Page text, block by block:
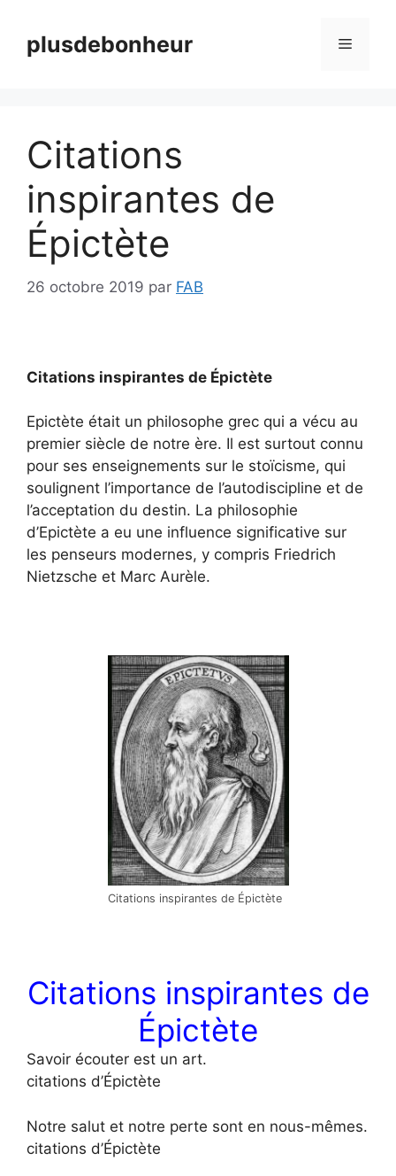
contenuplusdebonheur Menu
Citations
inspirantes de
Épictète
26 octobre 2019 par FAB
Citations inspirantes de Épictète
Epictète était un philosophe grec qui a vécu au
premier siècle de notre ère. Il est surtout connu
pour ses enseignements sur le stoïcisme, qui
soulignent l’importance de l’autodiscipline et de
l’acceptation du destin. La philosophie
d’Epictète a eu une influence significative sur
les penseurs modernes, y compris Friedrich
Nietzsche et Marc Aurèle.
Citations inspirantes de Épictète
Citations inspirantes de
Épictète
Savoir écouter est un art.
citations d’Épictète
Notre salut et notre perte sont en nous-mêmes.
citations d’Épictète